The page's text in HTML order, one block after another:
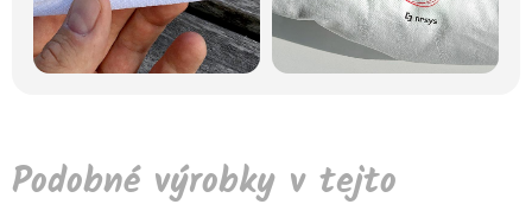
Podobné výrobky v tejto